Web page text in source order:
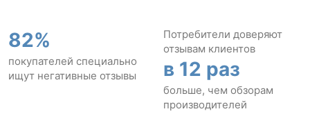
82%
покупателей специально
ищут негативные отзывы
Потребители доверяют
отзывам клиентов
в 12 раз
больше, чем обзорам
производителей